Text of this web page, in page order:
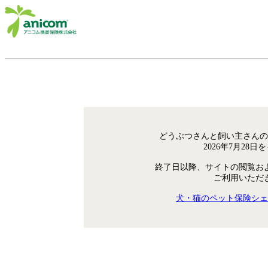
どうぶつさんと飼い主さん
2026年7月28日
終了日以降、サイトの閲覧お
ご利用いただ
犬・猫のペット保険シ